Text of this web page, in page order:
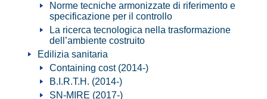
Norme tecniche armonizzate di riferimento e
specificazione per il controllo
La ricerca tecnologica nella trasformazione
dell’ambiente costruito
Edilizia sanitaria
Containing cost (2014-)
B.I.R.T.H. (2014-)
SN-MIRE (2017-)